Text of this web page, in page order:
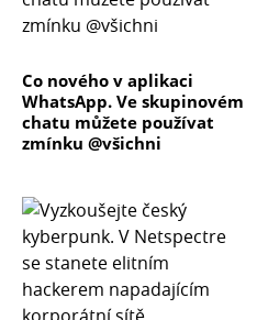
Co nového v aplikaci
WhatsApp. Ve skupinovém
chatu můžete používat
zmínku @všichni